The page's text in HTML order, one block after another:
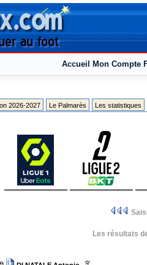
Accueil Mon Compte
2026-2027 Le Palmarès Les statistiques
Les résultats
9'